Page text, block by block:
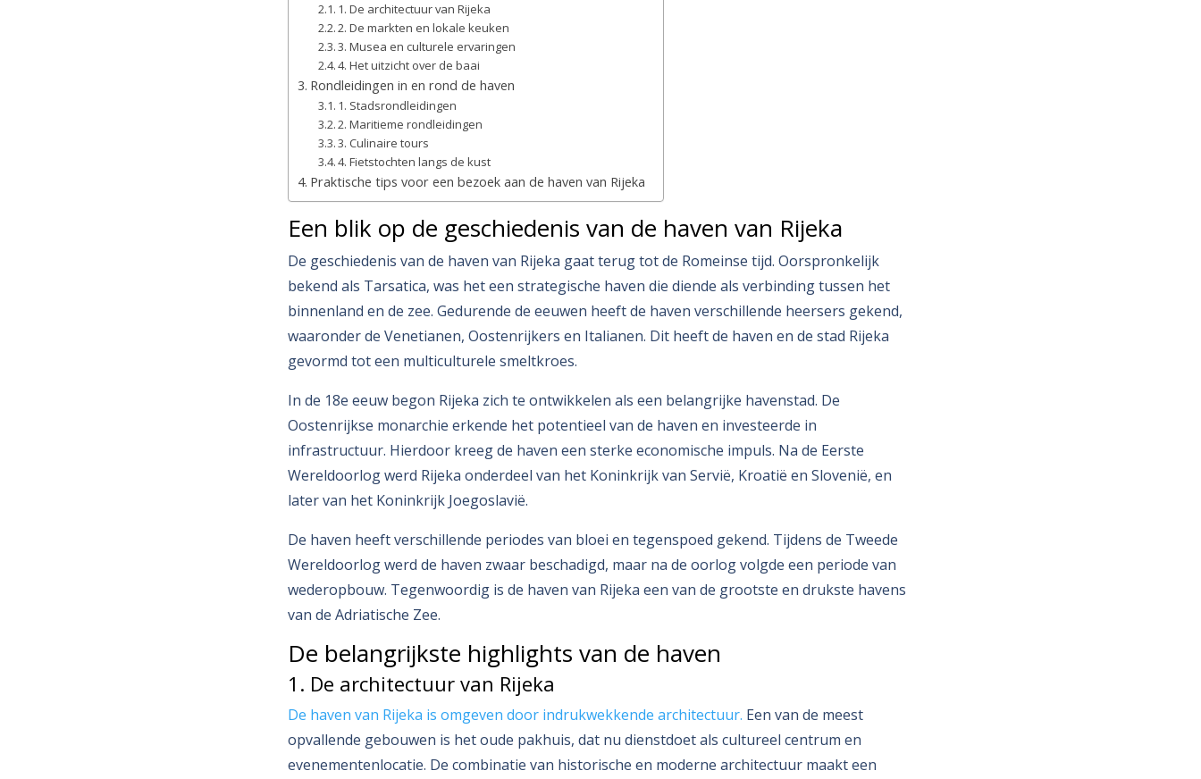
1. De architectuur van Rijeka
2. De markten en lokale keuken
3. Musea en culturele ervaringen
4. Het uitzicht over de baai
Rondleidingen in en rond de haven
1. Stadsrondleidingen
2. Maritieme rondleidingen
3. Culinaire tours
4. Fietstochten langs de kust
Praktische tips voor een bezoek aan de haven van Rijeka
Een blik op de geschiedenis van de haven van Rijeka
De geschiedenis van de haven van Rijeka gaat terug tot de Romeinse tijd. Oorspronkelijk
bekend als Tarsatica, was het een strategische haven die diende als verbinding tussen het
binnenland en de zee. Gedurende de eeuwen heeft de haven verschillende heersers gekend,
waaronder de Venetianen, Oostenrijkers en Italianen. Dit heeft de haven en de stad Rijeka
gevormd tot een multiculturele smeltkroes.
In de 18e eeuw begon Rijeka zich te ontwikkelen als een belangrijke havenstad. De
Oostenrijkse monarchie erkende het potentieel van de haven en investeerde in
infrastructuur. Hierdoor kreeg de haven een sterke economische impuls. Na de Eerste
Wereldoorlog werd Rijeka onderdeel van het Koninkrijk van Servië, Kroatië en Slovenië, en
later van het Koninkrijk Joegoslavië.
De haven heeft verschillende periodes van bloei en tegenspoed gekend. Tijdens de Tweede
Wereldoorlog werd de haven zwaar beschadigd, maar na de oorlog volgde een periode van
wederopbouw. Tegenwoordig is de haven van Rijeka een van de grootste en drukste havens
van de Adriatische Zee.
De belangrijkste highlights van de haven
1. De architectuur van Rijeka
De haven van Rijeka is omgeven door indrukwekkende architectuur. Een van de meest
opvallende gebouwen is het oude pakhuis, dat nu dienstdoet als cultureel centrum en
evenementenlocatie. De combinatie van historische en moderne architectuur maakt een